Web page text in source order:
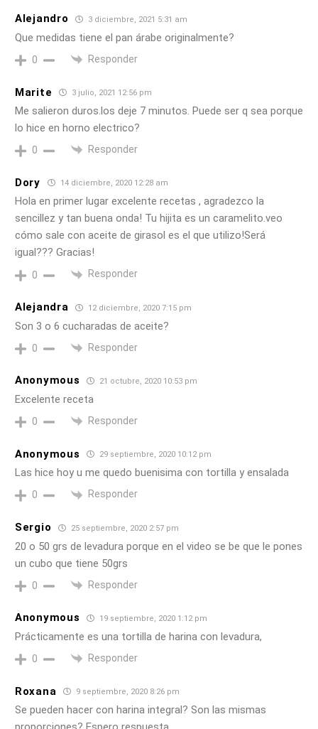
Alejandro 3 diciembre, 2021 5:31 am
Que medidas tiene el pan árabe originalmente?
0 Responder
Marite 3 julio, 2021 12:56 pm
Me salieron duros.los deje 7 minutos. Puede ser q sea porque
lo hice en horno electrico?
0 Responder
Dory 14 diciembre, 2020 12:28 am
Hola en primer lugar excelente recetas , agradezco la
sencillez y tan buena onda! Tu hijita es un caramelito.veo
cómo sale con aceite de girasol es el que utilizo!Será
igual??? Gracias!
0 Responder
Alejandra 12 diciembre, 2020 7:15 pm
Son 3 o 6 cucharadas de aceite?
0 Responder
Anonymous 21 octubre, 2020 10:53 pm
Excelente receta
0 Responder
Anonymous 29 septiembre, 2020 10:12 pm
Las hice hoy u me quedo buenisima con tortilla y ensalada
0 Responder
Sergio 25 septiembre, 2020 2:57 pm
20 o 50 grs de levadura porque en el video se be que le pones
un cubo que tiene 50grs
0 Responder
Anonymous 19 septiembre, 2020 1:12 pm
Prácticamente es una tortilla de harina con levadura,
0 Responder
Roxana 9 septiembre, 2020 8:26 pm
Se pueden hacer con harina integral? Son las mismas